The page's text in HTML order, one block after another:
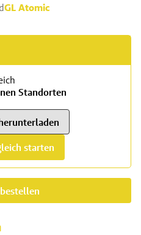
GL Atomic
Standorten
starten